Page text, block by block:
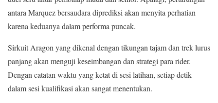
antara Marquez bersaudara diprediksi akan menyita perhatian
karena keduanya dalam performa puncak.
Sirkuit Aragon yang dikenal dengan tikungan tajam dan trek lurus
panjang akan menguji keseimbangan dan strategi para rider.
Dengan catatan waktu yang ketat di sesi latihan, setiap detik
dalam sesi kualifikasi akan sangat menentukan.